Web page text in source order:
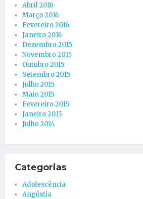
Abril 2016
Março 2016
Fevereiro 2016
Janeiro 2016
Dezembro 2015
Novembro 2015
Outubro 2015
Setembro 2015
Julho 2015
Maio 2015
Fevereiro 2015
Janeiro 2015
Julho 2014
Categorias
Adolescência
Angústia